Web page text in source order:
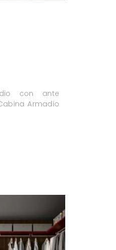
con ante
Armadio